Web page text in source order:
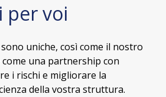
per voi
uniche, così come il nostro
una partnership con
i rischi e migliorare la
della vostra struttura.